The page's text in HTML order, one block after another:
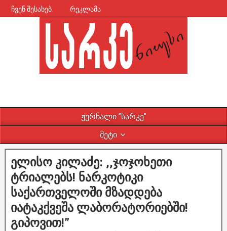
ჩვენ შესახებ რეკლამა
ჟურნალი ”სარკე”
მეტი
ელისო კილაძე: ,,ჯოჯოხეთი
ტრიალებს! ნარკოტიკი
საქართველოში მზადდება
იატაკქვეშა ლაბორატორიებში!
გიპოვით!”